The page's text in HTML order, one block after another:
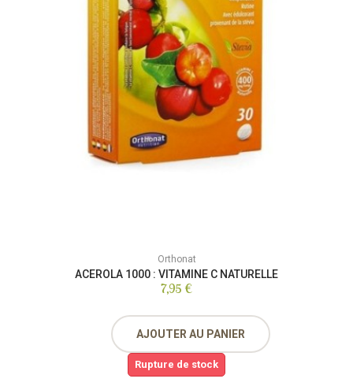
Orthonat
ACEROLA 1000 : VITAMINE C NATURELLE
7,95 €
AJOUTER AU PANIER
Rupture de stock